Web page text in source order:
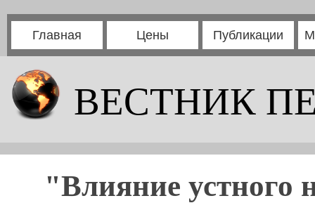
Главная Цены Публикации
ВЕСТНИК
"Влияние устного